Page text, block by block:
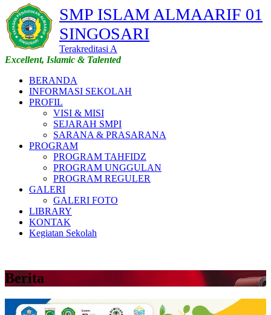
SMP ISLAM ALMAARIF 01
SINGOSARI
Terakreditasi A
Excellent, Islamic & Talented
BERANDA
INFORMASI SEKOLAH
PROFIL
VISI & MISI
SEJARAH SMPI
SARANA & PRASARANA
PROGRAM
PROGRAM TAHFIDZ
PROGRAM UNGGULAN
PROGRAM REGULER
GALERI
GALERI FOTO
LIBRARY
KONTAK
Kegiatan Sekolah
Berita